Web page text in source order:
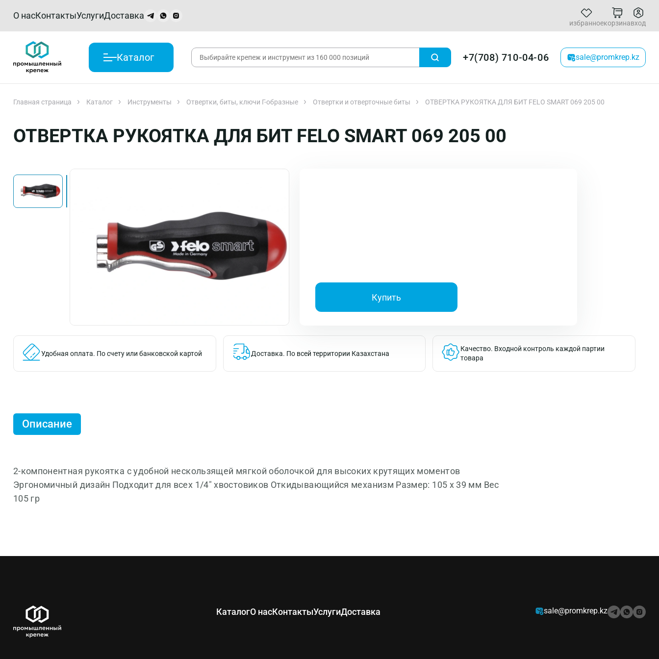
О насКонтактыУслугиДоставка
избранноекорзинавход
Каталог +7(708) 710-04-06 sale@promkrep.kz
Главная страница Каталог Инструменты Отвертки, биты, ключи Г-образные Отвертки и отверточные биты ОТВЕРТКА РУКОЯТКА ДЛЯ БИТ FELO SMART 069 205 00
ОТВЕРТКА РУКОЯТКА ДЛЯ БИТ FELO SMART 069 205 00
Купить
Удобная оплата. По счету или банковской картой Доставка. По всей территории Казахстана
Качество. Входной контроль каждой партии
товара
Описание
2-компонентная рукоятка с удобной нескользящей мягкой оболочкой для высоких крутящих моментов
Эргономичный дизайн Подходит для всех 1/4" хвостовиков Откидывающийся механизм Размер: 105 х 39 мм Вес
105 гр
КаталогО насКонтактыУслугиДоставка sale@promkrep.kz